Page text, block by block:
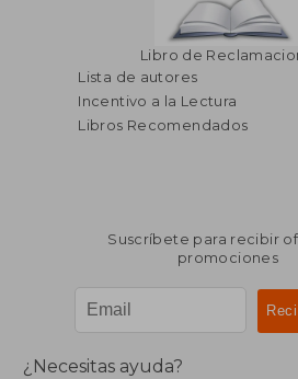
Libro de
Lista de autores
Incentivo a la Lectura
Libros Recomendados
Suscríbete para recibir
promociones
¿Necesitas ayuda?